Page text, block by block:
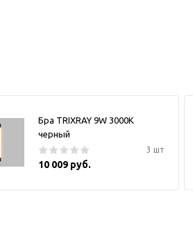
Бра TRIXRAY 9W 3000К
черный
3 шт
10 009 руб.